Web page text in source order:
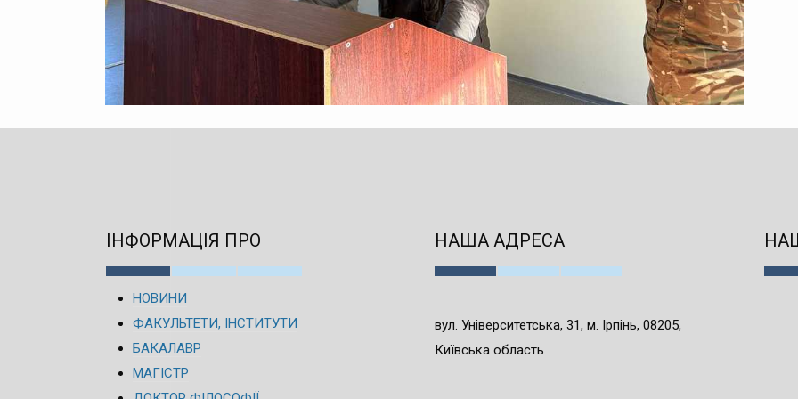
ІНФОРМАЦІЯ ПРО
НОВИНИ
ФАКУЛЬТЕТИ, ІНСТИТУТИ
БАКАЛАВР
МАГІСТР
НАША АДРЕСА
вул. Університетська, 31, м. Ірпінь, 08205,
Київська область